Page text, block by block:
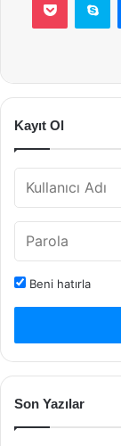
Kayıt Ol
Beni hatırla
Son Yazılar